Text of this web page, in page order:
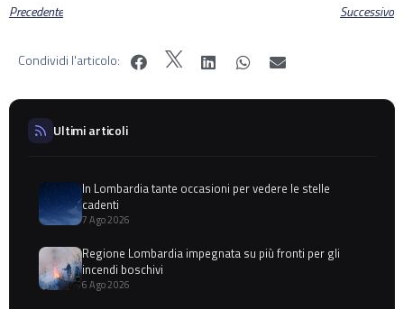
Precedente Successivo
Condividi l'articolo:
Ultimi articoli
In Lombardia tante occasioni per vedere le stelle
cadenti
7 Ago 2026
Regione Lombardia impegnata su più fronti per gli
incendi boschivi
6 Ago 2026